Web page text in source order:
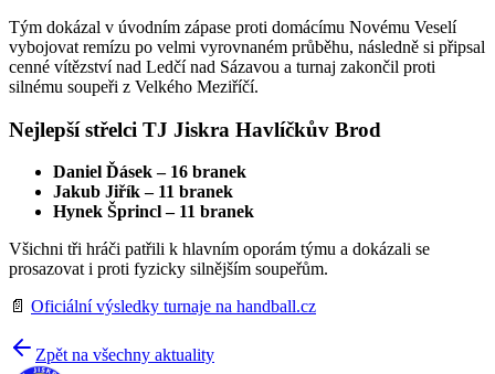
Tým dokázal v úvodním zápase proti domácímu Novému Veselí
vybojovat remízu po velmi vyrovnaném průběhu, následně si připsal
cenné vítězství nad Ledčí nad Sázavou a turnaj zakončil proti
silnému soupeři z Velkého Meziříčí.
Nejlepší střelci TJ Jiskra Havlíčkův Brod
Daniel Ďásek – 16 branek
Jakub Jiřík – 11 branek
Hynek Šprincl – 11 branek
Všichni tři hráči patřili k hlavním oporám týmu a dokázali se
prosazovat i proti fyzicky silnějším soupeřům.
📄 Oficiální výsledky turnaje na handball.cz
Zpět na všechny aktuality